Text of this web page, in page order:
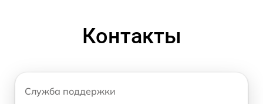
Контакты
Служба поддержки